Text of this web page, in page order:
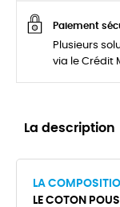
Paiement
Plusieurs
via le Crédit
La description
LA
LE COTON